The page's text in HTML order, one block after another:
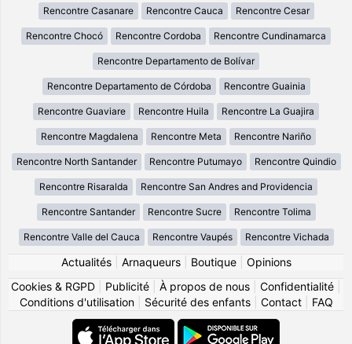
Rencontre Casanare Rencontre Cauca Rencontre Cesar
Rencontre Chocó Rencontre Cordoba Rencontre Cundinamarca
Rencontre Departamento de Bolívar
Rencontre Departamento de Córdoba Rencontre Guainia
Rencontre Guaviare Rencontre Huila Rencontre La Guajira
Rencontre Magdalena Rencontre Meta Rencontre Nariño
Rencontre North Santander Rencontre Putumayo Rencontre Quindio
Rencontre Risaralda Rencontre San Andres and Providencia
Rencontre Santander Rencontre Sucre Rencontre Tolima
Rencontre Valle del Cauca Rencontre Vaupés Rencontre Vichada
Actualités| Arnaqueurs| Boutique| Opinions
Cookies & RGPD
Publicité À propos de nous Confidentialité
Conditions d'utilisation| Sécurité des enfants| Contact| FAQ